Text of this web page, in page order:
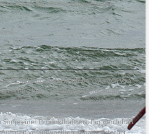
Ich hoffe, wir können auch euch
Informationen wurden von
recherchiert, zusammengestellt und
sachliche Fehler sind dennoch nicht
erfolgen alle Angaben ohne Gewähr
einer Produkthaftung. Für den Inhalt
Autoren verantwortlich; Inhalte externer